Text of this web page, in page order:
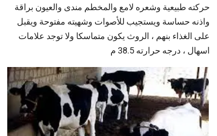
حركته طبيعية وشعره لامع والمخطم مندى والعيون براقة
واذنه حساسة ويستجيب للأصوات وشهيته مفتوحة ويقبل
على الغذاء بنهم ، الروث يكون متماسكا ولا توجد علامات
اسهال ، درجه حرارته 38.5 م